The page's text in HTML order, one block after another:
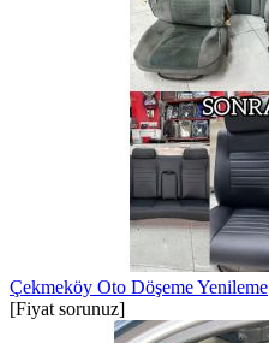
Çekmeköy Oto Döşeme Yenileme
[Fiyat sorunuz]